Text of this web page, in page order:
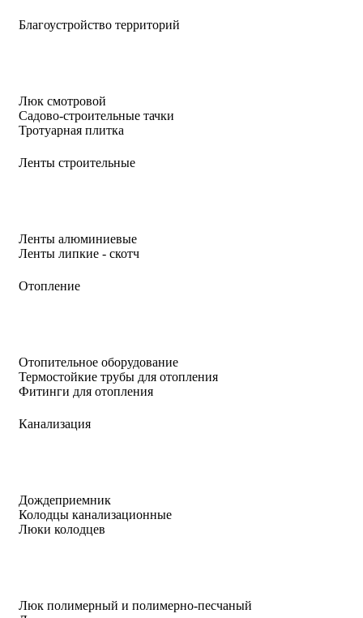
Благоустройство территорий
Люк смотровой
Садово-строительные тачки
Тротуарная плитка
Ленты строительные
Ленты алюминиевые
Ленты липкие - скотч
Отопление
Отопительное оборудование
Термостойкие трубы для отопления
Фитинги для отопления
Канализация
Дождеприемник
Колодцы канализационные
Люки колодцев
Люк полимерный и полимерно-песчаный